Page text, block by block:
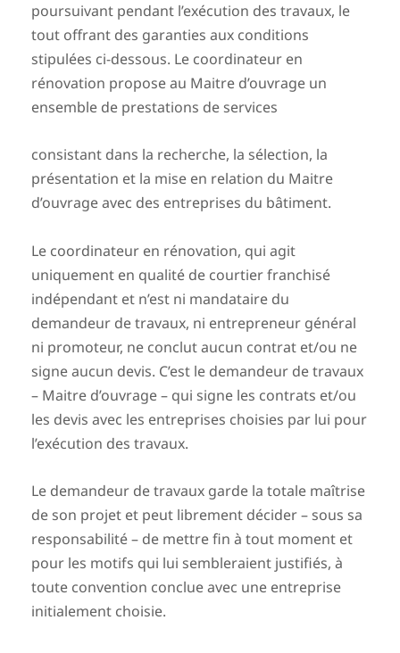
poursuivant pendant l’exécution des travaux, le
tout offrant des garanties aux conditions
stipulées ci-dessous. Le coordinateur en
rénovation propose au Maitre d’ouvrage un
ensemble de prestations de services
consistant dans la recherche, la sélection, la
présentation et la mise en relation du Maitre
d’ouvrage avec des entreprises du bâtiment.
Le coordinateur en rénovation, qui agit
uniquement en qualité de courtier franchisé
indépendant et n’est ni mandataire du
demandeur de travaux, ni entrepreneur général
ni promoteur, ne conclut aucun contrat et/ou ne
signe aucun devis. C’est le demandeur de travaux
– Maitre d’ouvrage – qui signe les contrats et/ou
les devis avec les entreprises choisies par lui pour
l’exécution des travaux.
Le demandeur de travaux garde la totale maîtrise
de son projet et peut librement décider – sous sa
responsabilité – de mettre fin à tout moment et
pour les motifs qui lui sembleraient justifiés, à
toute convention conclue avec une entreprise
initialement choisie.